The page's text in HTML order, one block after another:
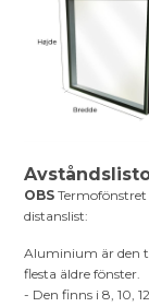
OBSTermofönstret
distanslist:
Aluminium är den
flesta äldre fönster.
- Den finns i 8, 10,